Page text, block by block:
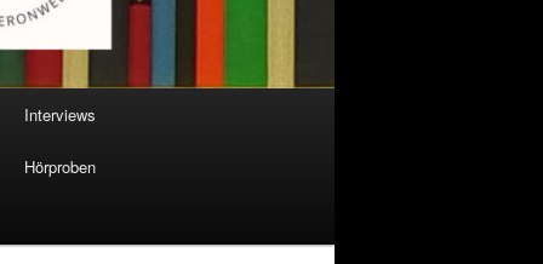
Interviews
Hörproben